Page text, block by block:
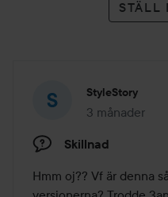
STÄLL
StyleStory
3 månader
Inlägget
Skillnad
Hmm oj?? Vf är denna